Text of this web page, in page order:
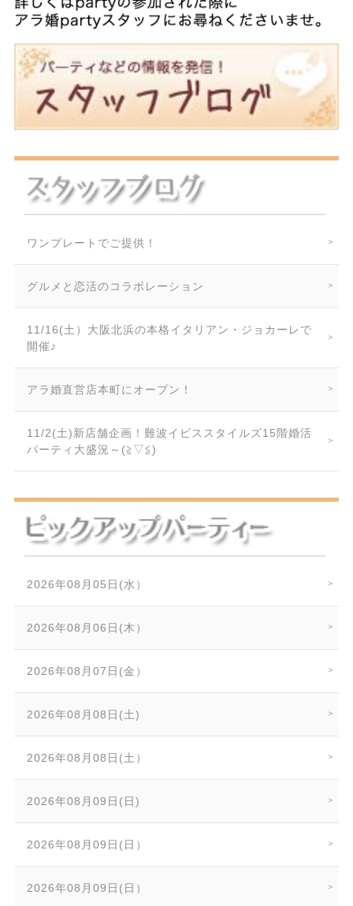
ワンプレートでご提供！
グルメと恋活のコラボレーション
11/16(土）大阪北浜の本格イタリアン・ジョカーレで
開催♪
アラ婚直営店本町にオープン！
11/2(土)新店舗企画！難波イビススタイルズ15階婚活
パーティ大盛況～(≧▽≦)
2026年08月05日(水）
2026年08月06日(木）
2026年08月07日(金）
2026年08月08日(土)
2026年08月08日(土）
2026年08月09日(日)
2026年08月09日(日）
2026年08月09日(日）